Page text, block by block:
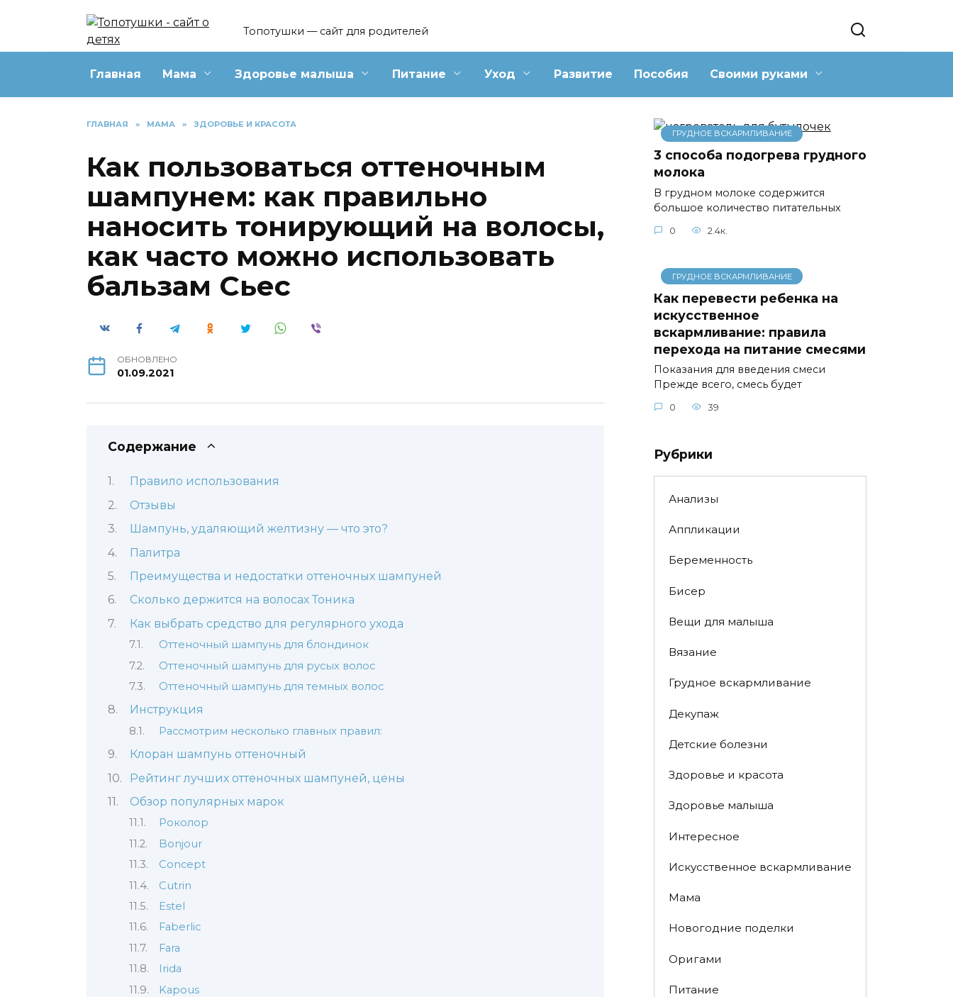
Топотушки — сайт для родителей
Главная Мама Здоровье малыша Питание Уход Развитие Пособия Своими руками
ГЛАВНАЯ » МАМА » ЗДОРОВЬЕ И КРАСОТА
Как пользоваться оттеночным
шампунем: как правильно
наносить тонирующий на волосы,
как часто можно использовать
бальзам Сьес
ОБНОВЛЕНО
01.09.2021
Содержание
Правило использования
Отзывы
Шампунь, удаляющий желтизну — что это?
Палитра
Преимущества и недостатки оттеночных шампуней
Сколько держится на волосах Тоника
Как выбрать средство для регулярного ухода
Оттеночный шампунь для блондинок
Оттеночный шампунь для русых волос
Оттеночный шампунь для темных волос
Инструкция
Рассмотрим несколько главных правил:
Клоран шампунь оттеночный
Рейтинг лучших оттеночных шампуней, цены
Обзор популярных марок
Роколор
Bonjour
Concept
Cutrin
Estel
Faberlic
Fara
Irida
Kapous
ГРУДНОЕ ВСКАРМЛИВАНИЕ
3 способа подогрева грудного
молока
В грудном молоке содержится
большое количество питательных
0 2.4к.
ГРУДНОЕ ВСКАРМЛИВАНИЕ
Как перевести ребенка на
искусственное
вскармливание: правила
перехода на питание смесями
Показания для введения смеси
Прежде всего, смесь будет
0 39
Рубрики
Анализы
Аппликации
Беременность
Бисер
Вещи для малыша
Вязание
Грудное вскармливание
Декупаж
Детские болезни
Здоровье и красота
Здоровье малыша
Интересное
Искусственное вскармливание
Мама
Новогодние поделки
Оригами
Питание